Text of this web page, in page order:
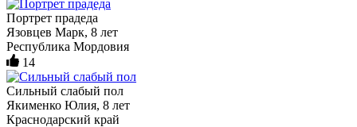
Портрет прадеда
Язовцев Марк, 8 лет
Республика Мордовия
14
Сильный слабый пол
Якименко Юлия, 8 лет
Краснодарский край